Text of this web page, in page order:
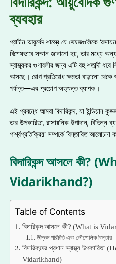
ব্যবহার
প্রাচীন আয়ুর্বেদ শাস্ত্রে যে ভেষজগুলিকে
বিশেষভাবে সম্মান জানানো হয়, তার মধ্যে
স্বাস্থ্যকর গুণাবলীর জন্য এটি বহু শতাব্দী ধরে
আসছে। রোগ প্রতিরোধ ক্ষমতা বাড়ানো থেকে
পর্যন্ত—এর প্রয়োগ অত্যন্ত ব্যাপক।
এই প্রবন্ধে আমরা বিদারিকন্দ, যা
তার উপকারিতা, রাসায়নিক উপাদান, বিভিন্ন
পার্শ্বপ্রতিক্রিয়া সম্পর্কে বিস্তারিত আলোচনা
বিদারিকন্দ আসলে কী?
Vidarikhand?)
Table of Contents
বিদারিকন্দ আসলে কী? (What is
উদ্ভিদ পরিচিতি এবং ভৌগোলিক বিস্তার
বিদারিকন্দের প্রধান স্বাস্থ্য
Vidarikhand)